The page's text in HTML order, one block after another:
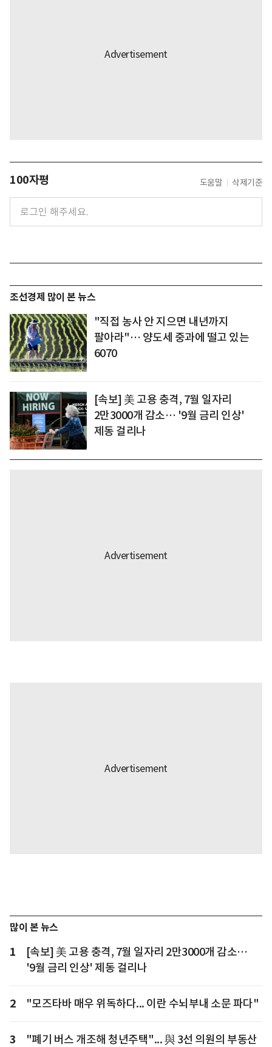
100자평 도움말 삭제기준
조선경제 많이 본 뉴스
"직접 농사 안 지으면 내년까지
팔아라"… 양도세 중과에 떨고 있는
6070
[속보] 美 고용 충격, 7월 일자리
2만3000개 감소… '9월 금리 인상'
제동 걸리나
많이 본 뉴스
1
[속보] 美 고용 충격, 7월 일자리 2만3000개 감소…
'9월 금리 인상' 제동 걸리나
2 "모즈타바 매우 위독하다... 이란 수뇌부내 소문 파다"
3
"폐기 버스 개조해 청년주택"... 與 3선 의원의 부동산